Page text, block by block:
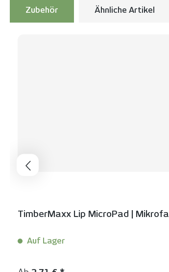
Zubehör
Ähnliche Artikel
TimberMaxx Lip MicroPad |
Auf Lager